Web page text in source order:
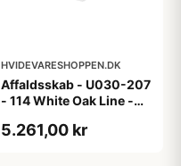
HVIDEVARESHOPPEN.DK
Affaldsskab - U030-207
- 114 White Oak Line -
5.261,00 kr